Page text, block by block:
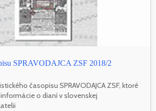
SPRAVODAJCA ZSF 2018/2
časopisu SPRAVODAJCA ZSF, ktoré
o dianí v slovenskej